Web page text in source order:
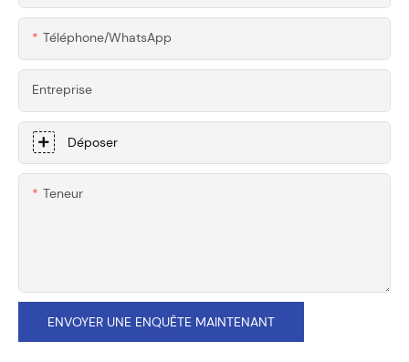
Téléphone/WhatsApp
Entreprise
Déposer
Teneur
ENVOYER UNE ENQUÊTE MAINTENANT